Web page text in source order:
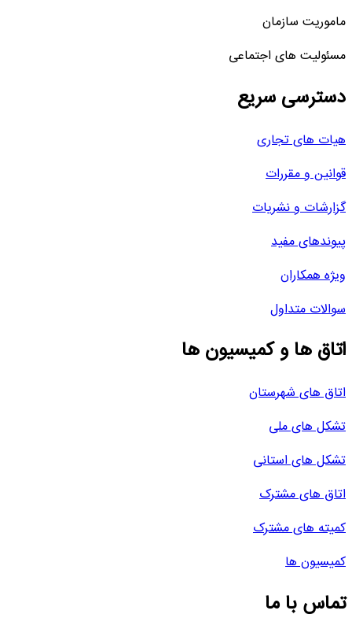
ماموریت سازمان
مسئولیت های اجتماعی
دسترسی سریع
هیات های تجاری
قوانین و مقررات
گزارشات و نشریات
پیوندهای مفید
ویژه همکاران
سوالات متداول
اتاق ها و کمیسیون ها
اتاق های شهرستان
تشکل های ملی
تشکل های استانی
اتاق های مشترک
کمیته های مشترک
کمیسیون ها
تماس با ما